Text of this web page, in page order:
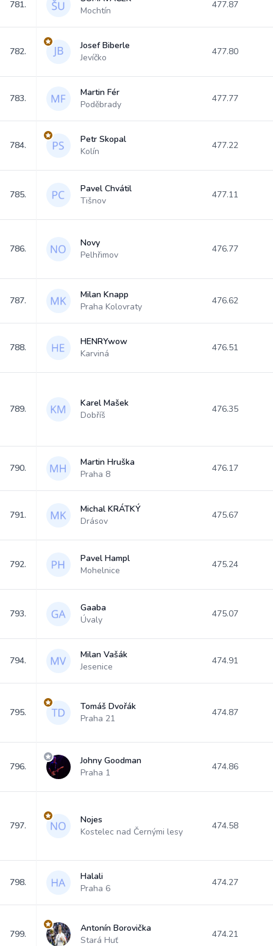
781.
Mochtín
477.87
782.
Josef Biberle
Jevíčko
477.80
783.
Martin Fér
Poděbrady
477.77
784.
Petr Skopal
Kolín
477.22
785.
Pavel Chvátil
Tišnov
477.11
786.
Novy
Pelhřimov
476.77
787.
Milan Knapp
Praha Kolovraty
476.62
788.
HENRYwow
Karviná
476.51
789.
Karel Mašek
Dobříš
476.35
790.
Martin Hruška
Praha 8
476.17
791.
Michal KRÁTKÝ
Drásov
475.67
792.
Pavel Hampl
Mohelnice
475.24
793.
Gaaba
Úvaly
475.07
794.
Milan Vašák
Jesenice
474.91
795.
Tomáš Dvořák
Praha 21
474.87
796.
Johny Goodman
Praha 1
474.86
797.
Nojes
Kostelec nad Černými lesy
474.58
798.
Halali
Praha 6
474.27
799.
Antonín Borovička
Stará Huť
474.21